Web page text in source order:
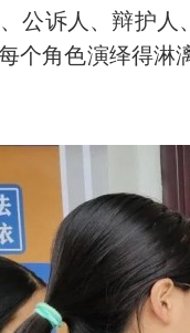
公诉人、辩护
个角色演绎得